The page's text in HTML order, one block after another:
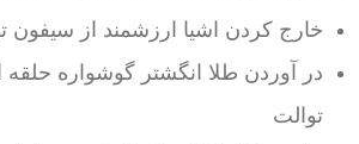
خارج کردن اشیا ارزشمند از سیفون
در آوردن طلا انگشتر گوشواره حلقه
توالت